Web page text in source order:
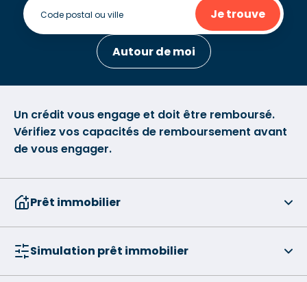
Je trouve
Autour de moi
Un crédit vous engage et doit être remboursé.
Vérifiez vos capacités de remboursement avant
de vous engager.
Prêt immobilier
Simulation prêt immobilier